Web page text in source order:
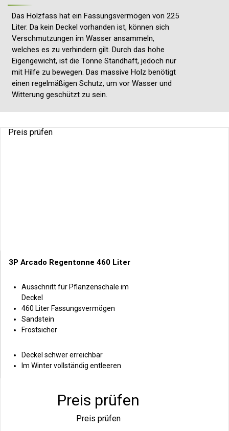
Das Holzfass hat ein Fassungsvermögen von 225
Liter. Da kein Deckel vorhanden ist, können sich
Verschmutzungen im Wasser ansammeln,
welches es zu verhindern gilt. Durch das hohe
Eigengewicht, ist die Tonne Standhaft, jedoch nur
mit Hilfe zu bewegen. Das massive Holz benötigt
einen regelmäßigen Schutz, um vor Wasser und
Witterung geschützt zu sein.
Preis prüfen
3P Arcado Regentonne 460 Liter
Ausschnitt für Pflanzenschale im
Deckel
460 Liter Fassungsvermögen
Sandstein
Frostsicher
Deckel schwer erreichbar
Im Winter vollständig entleeren
Preis prüfen
Preis prüfen